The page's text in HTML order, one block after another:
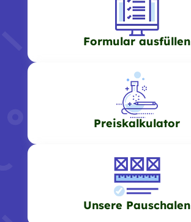
Formular ausfüllen
Preiskalkulator
Unsere Pauschalen